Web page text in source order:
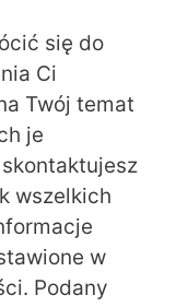
się do
Ci
Twój temat
je
wszelkich
w
Podany